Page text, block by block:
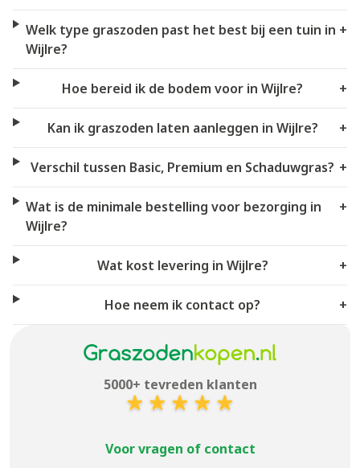
Welk type graszoden past het best bij een tuin in
Wijlre?
+
Hoe bereid ik de bodem voor in Wijlre? +
Kan ik graszoden laten aanleggen in Wijlre? +
Verschil tussen Basic, Premium en Schaduwgras? +
Wat is de minimale bestelling voor bezorging in
Wijlre?
+
Wat kost levering in Wijlre? +
Hoe neem ik contact op? +
5000+ tevreden klanten
Voor vragen of contact